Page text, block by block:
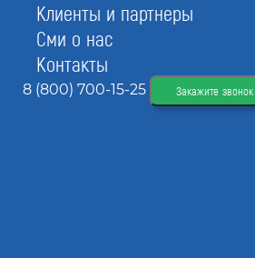
Клиенты и партнеры
Сми о нас
Контакты
8 (800) 700-15-25 Закажите звонок